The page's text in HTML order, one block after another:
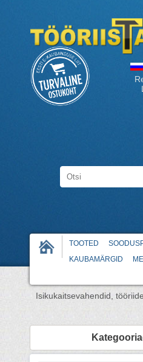
TOOTED
KAUBAMÄRGID
Isikukaitsevahendid,